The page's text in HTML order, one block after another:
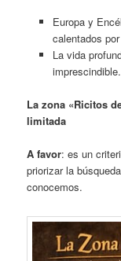
Europa y
calentados
La vida
imprescindible.
La zona «Ricitos
limitada
A favor: es un
priorizar la
conocemos.